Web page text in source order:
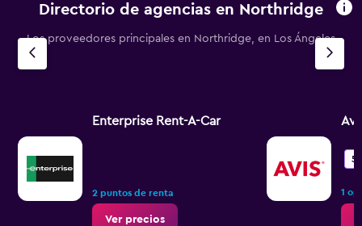
Directorio de agencias en Northridge
Los proveedores principales en Northridge, en Los Ángeles
Enterprise Rent-A-Car
2 puntos de renta
Ver precios
1